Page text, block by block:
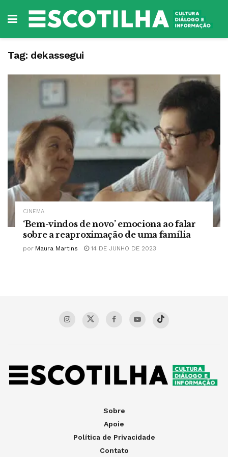
Tag: dekassegui
CINEMA
‘Bem-vindos de novo’ emociona ao falar
sobre a reaproximação de uma família
por Maura Martins 14 DE JUNHO DE 2023
Sobre
Apoie
Política de Privacidade
Contato